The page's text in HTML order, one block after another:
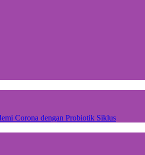
Corona dengan Probiotik Siklus